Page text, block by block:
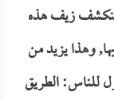
زيف هذه
وهذا يزيد من
للناس: الطريق